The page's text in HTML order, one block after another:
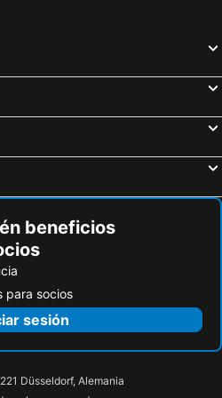
beneficios
para socios
sesión
Düsseldorf, Alemania